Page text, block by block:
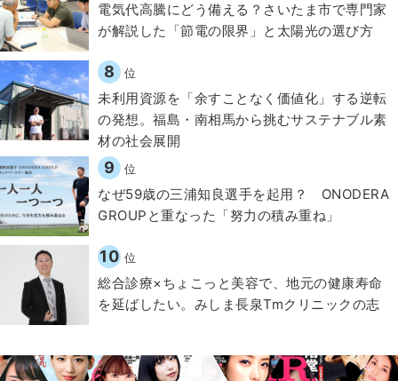
電気代高騰にどう備える？さいたま市で専門家
が解説した「節電の限界」と太陽光の選び方
8 位
​​未利用資源を「余すことなく価値化」する逆転
の発想。福島・南相馬から挑むサステナブル素
材の社会展開​
9 位
なぜ59歳の三浦知良選手を起用？ ONODERA
GROUPと重なった「努力の積み重ね」
10 位
総合診療×ちょこっと美容で、地元の健康寿命
を延ばしたい。みしま長泉Tmクリニックの志